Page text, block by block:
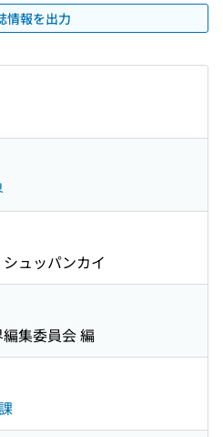
情報を出力
ュッパンカイ
集委員会 編